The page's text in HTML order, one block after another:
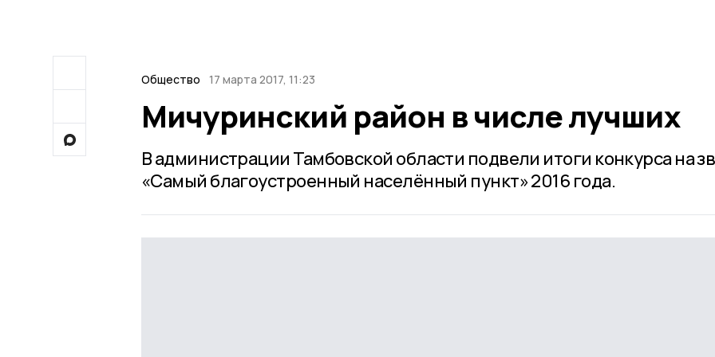
Общество 17 марта 2017, 11:23
Мичуринский район в числе лучших
В администрации Тамбовской области подвели итоги конкурса на
«Самый благоустроенный населённый пункт» 2016 года.